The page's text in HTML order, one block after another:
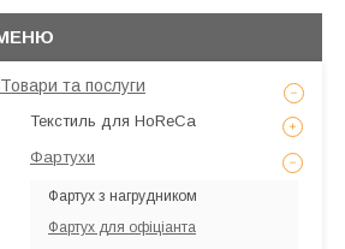
Товари та послуги
Текстиль для HoReCa
Фартухи
Фартух з нагрудником
Фартух для офіціанта